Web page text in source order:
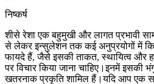
निष्कर्ष
शीसे रेशा एक बहुमुखी और लागत प्रभावी
से लेकर इन्सुलेशन तक कई अनुप्रयोगों में
फायदे हैं, जैसे इसकी ताकत, स्थायित्व और
पर विचार किया जाना चाहिए।इनमें इसकी
खतरनाक प्रकृति शामिल हैं।यदि आप एक